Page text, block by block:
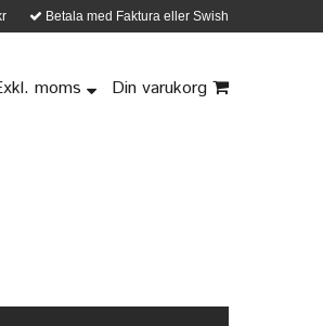
Betala med Faktura eller Swish
moms Din varukorg